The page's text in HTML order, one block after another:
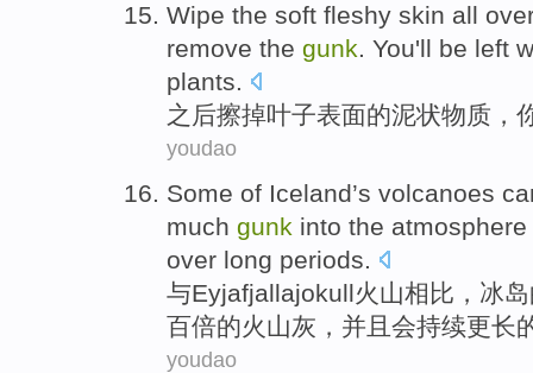
Wipe the soft fleshy skin all
remove the gunk. You'll be left
plants.
之后擦掉叶子表面的泥状物质，
youdao
Some of Iceland’s volcanoes
much gunk into the atmosphere
over long periods.
与Eyjafjallajokull火山相比，冰岛
百倍的火山灰， 并且 会持续更长
youdao